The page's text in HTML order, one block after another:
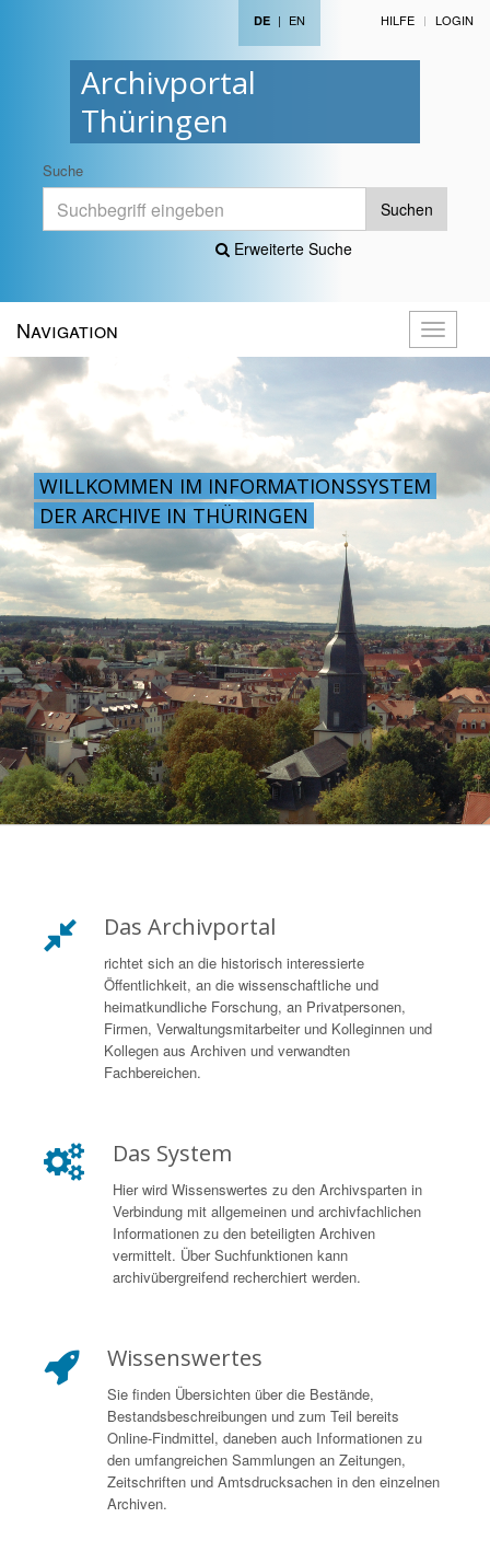
Archivportal
Thüringen
DE | EN HILFE LOGIN
Suche
Suchen
Erweiterte Suche
öffnen
Navigation
WILLKOMMEN IM INFORMATIONSSYSTEM
DER ARCHIVE IN THÜRINGEN
Das Archivportal
richtet sich an die historisch interessierte
Öffentlichkeit, an die wissenschaftliche und
heimatkundliche Forschung, an Privatpersonen,
Firmen, Verwaltungsmitarbeiter und Kolleginnen und
Kollegen aus Archiven und verwandten
Fachbereichen.
Das System
Hier wird Wissenswertes zu den Archivsparten in
Verbindung mit allgemeinen und archivfachlichen
Informationen zu den beteiligten Archiven
vermittelt. Über Suchfunktionen kann
archivübergreifend recherchiert werden.
Wissenswertes
Sie finden Übersichten über die Bestände,
Bestandsbeschreibungen und zum Teil bereits
Online-Findmittel, daneben auch Informationen zu
den umfangreichen Sammlungen an Zeitungen,
Zeitschriften und Amtsdrucksachen in den einzelnen
Archiven.